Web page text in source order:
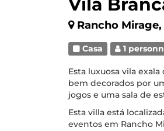
Vila
Rancho
Casa 1
Esta luxuosa vila
bem decorados por
jogos e uma sala de
Esta villa está
eventos em Rancho